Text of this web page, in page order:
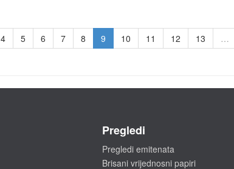
4 5 6 7 8 9 10 11 12 13 …
Pregledi
Pregledi emitenata
Brisani vrijednosni papiri